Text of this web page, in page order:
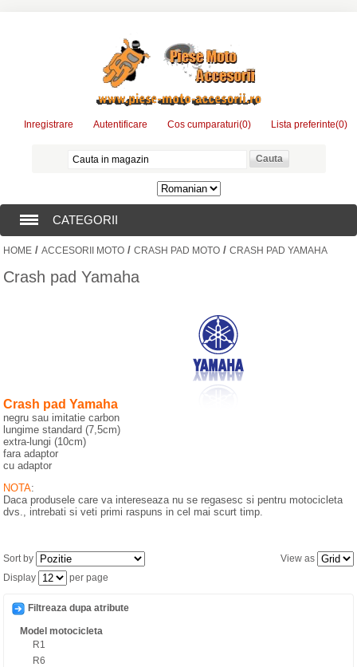
Inregistrare Autentificare Cos cumparaturi(0) Lista preferinte(0)
CATEGORII
PIESE MOTO
VANZARI MOTO
HOME / ACCESORII MOTO / CRASH PAD MOTO / CRASH PAD YAMAHA
Crash pad Yamaha
Crash pad Yamaha
negru sau imitatie carbon
lungime standard (7,5cm)
extra-lungi (10cm)
fara adaptor
cu adaptor
NOTA:
Daca produsele care va intereseaza nu se regasesc si pentru motocicleta
dvs., intrebati si veti primi raspuns in cel mai scurt timp.
View as
Sort by
Display
per page
Filtreaza dupa atribute
Model motocicleta
R1
R6